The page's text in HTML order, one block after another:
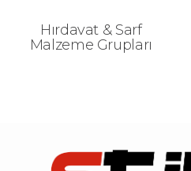
Hırdavat & Sarf
Malzeme Grupları